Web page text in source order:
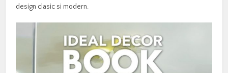
design clasic si modern.